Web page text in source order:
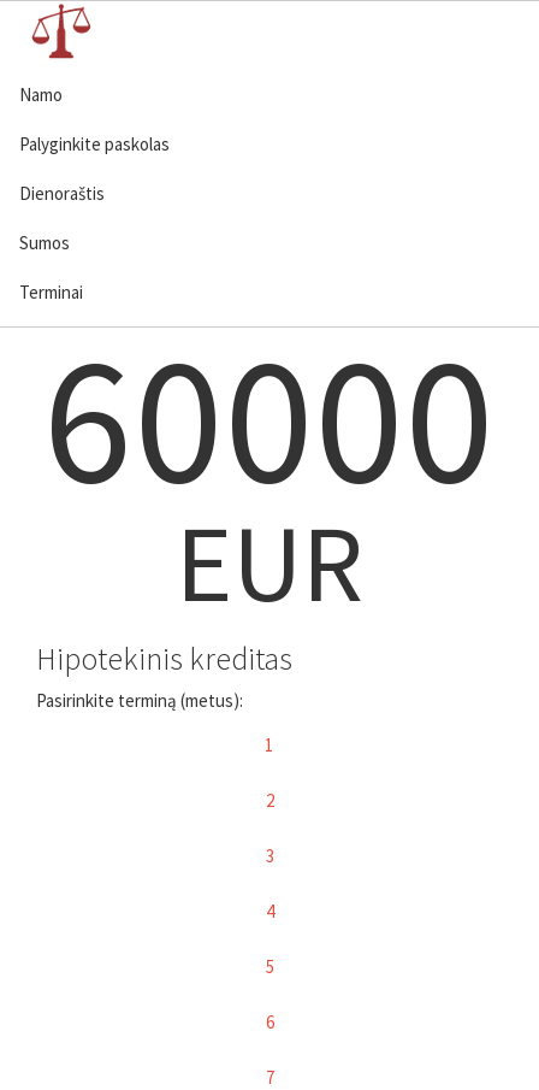
Namo
Palyginkite paskolas
Dienoraštis
Sumos
Terminai
60000
EUR
Hipotekinis kreditas
Pasirinkite terminą (metus):
1
2
3
4
5
6
7